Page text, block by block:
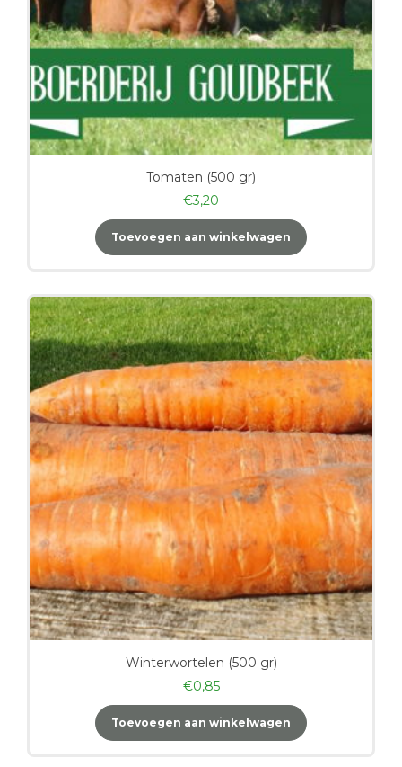
Tomaten (500 gr)
€3,20
Toevoegen aan winkelwagen
Winterwortelen (500 gr)
€0,85
Toevoegen aan winkelwagen